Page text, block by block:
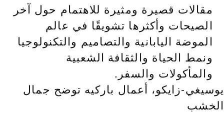
مقالات قصيرة ومثيرة للاهتمام حول آخر
الصيحات وأكثرها تشويقًا في عالم
الموضة اليابانية والتصاميم والتكنولوجيا
ونمط الحياة والثقافة الشعبية
والمأكولات والسفر.
يوسيغي-زايكو، أعمال باركيه توضح جمال
الخشب